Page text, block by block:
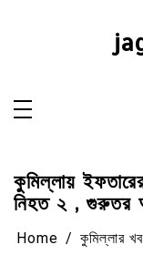
কুমিল্লায়
নিহত ২ ,
Home কুমিল্লার